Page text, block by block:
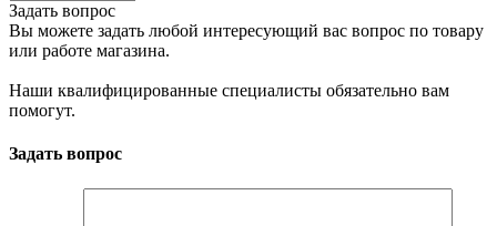
Задать вопрос
Вы можете задать любой интересующий вас вопрос по товару
или работе магазина.
Наши квалифицированные специалисты обязательно вам
помогут.
Задать вопрос